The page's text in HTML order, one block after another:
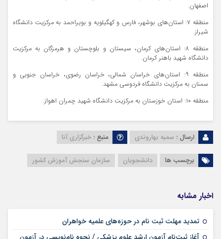
اصفهان.
منطقه ۷: استان‌های بوشهر، فارس و کهگیلویه و بویراحمد به مرکزیت دانشگاه
شیراز.
منطقه ۸: استان‌های کرمان، سیستان و بلوچستان و هرمزگان به مرکزیت
دانشگاه شهید باهنر کرمان.
منطقه ۹: استان‌های خراسان شمالی، خراسان رضوی، خراسان جنوبی و
سمنان به مرکزیت دانشگاه فردوسی مشهد.
منطقه ۱۰: استان خوزستان به مرکزیت دانشگاه شهید چمران اهواز.
ارسال : سمیه بهاروندی منبع : خبرگزاری آنا
برچسب ها دانشجویان سازمان سنجش آموزش کشور
اخبار مشابه
تمدید مهلت ثبت نام در حوزه‌های علمیه خواهران